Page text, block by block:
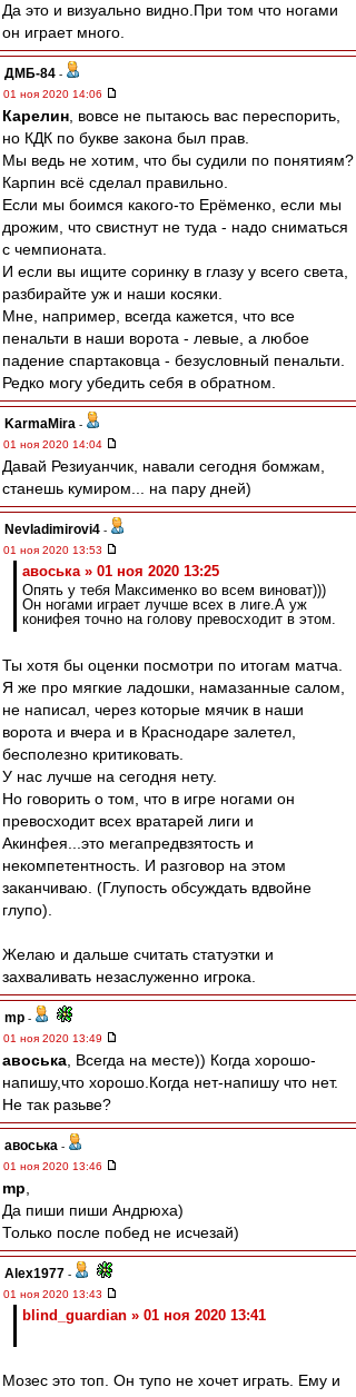
Да это и визуально видно.При том что ногами
он играет много.
ДМБ-84 -
01 ноя 2020 14:06
Карелин , вовсе не пытаюсь вас переспорить,
но КДК по букве закона был прав.
Мы ведь не хотим, что бы судили по понятиям?
Карпин всё сделал правильно.
Если мы боимся какого-то Ерёменко, если мы
дрожим, что свистнут не туда - надо сниматься
с чемпионата.
И если вы ищите соринку в глазу у всего света,
разбирайте уж и наши косяки.
Мне, например, всегда кажется, что все
пенальти в наши ворота - левые, а любое
падение спартаковца - безусловный пенальти.
Редко могу убедить себя в обратном.
KarmaMira -
01 ноя 2020 14:04
Давай Резиуанчик, навали сегодня бомжам,
станешь кумиром... на пару дней)
Nevladimirovi4 -
01 ноя 2020 13:53
авоська » 01 ноя 2020 13:25
Опять у тебя Максименко во всем виноват)))
Он ногами играет лучше всех в лиге.А уж
конифея точно на голову превосходит в этом.
Ты хотя бы оценки посмотри по итогам матча.
Я же про мягкие ладошки, намазанные салом,
не написал, через которые мячик в наши
ворота и вчера и в Краснодаре залетел,
бесполезно критиковать.
У нас лучше на сегодня нету.
Но говорить о том, что в игре ногами он
превосходит всех вратарей лиги и
Акинфея...это мегапредвзятость и
некомпетентность. И разговор на этом
заканчиваю. (Глупость обсуждать вдвойне
глупо).
Желаю и дальше считать статуэтки и
захваливать незаслуженно игрока.
mp -
01 ноя 2020 13:49
авоська , Всегда на месте)) Когда хорошо-
напишу,что хорошо.Когда нет-напишу что нет.
Не так разьве?
авоська -
01 ноя 2020 13:46
mp
Да пиши пиши Андрюха)
Только после побед не исчезай)
Alex1977 -
01 ноя 2020 13:43
blind_guardian » 01 ноя 2020 13:41
Мозес это топ. Он тупо не хочет играть. Ему и